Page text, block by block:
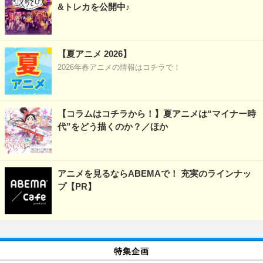
&トレカを公開中♪
【夏アニメ 2026】
2026年春アニメの情報はコチラで！
【コラムはコチラから！】夏アニメは“マイナー時
代”をどう描くのか？／ほか
アニメを見るならABEMAで！ 充実のラインナッ
プ【PR】
特集企画